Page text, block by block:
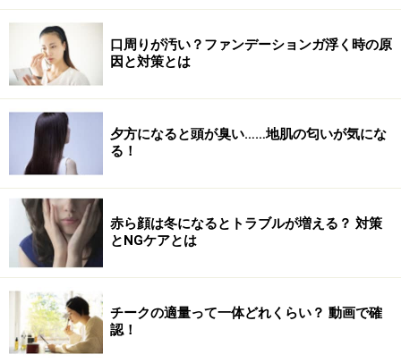
口周りが汚い？ファンデーションガ浮く時の原
因と対策とは
夕方になると頭が臭い……地肌の匂いが気にな
る！
赤ら顔は冬になるとトラブルが増える？ 対策
とNGケアとは
チークの適量って一体どれくらい？ 動画で確
認！